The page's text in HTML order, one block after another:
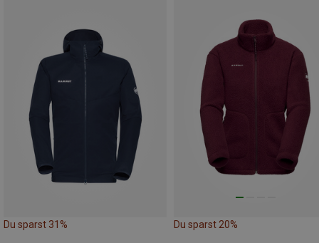
Du sparst 31% Du sparst 20%